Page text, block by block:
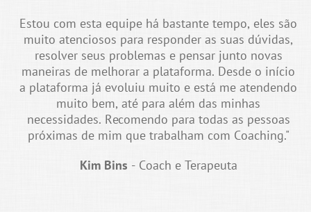
Estou com esta equipe há bastante tempo, eles são
muito atenciosos para responder as suas dúvidas,
resolver seus problemas e pensar junto novas
maneiras de melhorar a plataforma. Desde o início
a plataforma já evoluiu muito e está me atendendo
muito bem, até para além das minhas
necessidades. Recomendo para todas as pessoas
próximas de mim que trabalham com Coaching."
Kim Bins - Coach e Terapeuta